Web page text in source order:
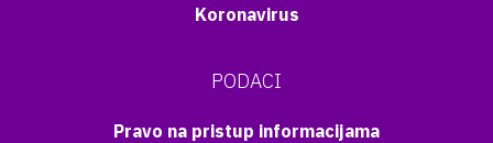
Koronavirus
PODACI
Pravo na pristup informacijama